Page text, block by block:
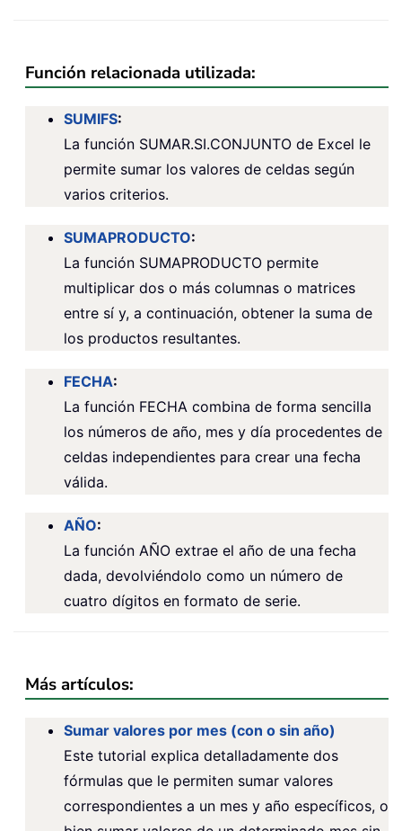
Función relacionada utilizada:
SUMIFS:
La función SUMAR.SI.CONJUNTO de Excel le
permite sumar los valores de celdas según
varios criterios.
SUMAPRODUCTO:
La función SUMAPRODUCTO permite
multiplicar dos o más columnas o matrices
entre sí y, a continuación, obtener la suma de
los productos resultantes.
FECHA:
La función FECHA combina de forma sencilla
los números de año, mes y día procedentes de
celdas independientes para crear una fecha
válida.
AÑO:
La función AÑO extrae el año de una fecha
dada, devolviéndolo como un número de
cuatro dígitos en formato de serie.
Más artículos:
Sumar valores por mes (con o sin año)
Este tutorial explica detalladamente dos
fórmulas que le permiten sumar valores
correspondientes a un mes y año específicos, o